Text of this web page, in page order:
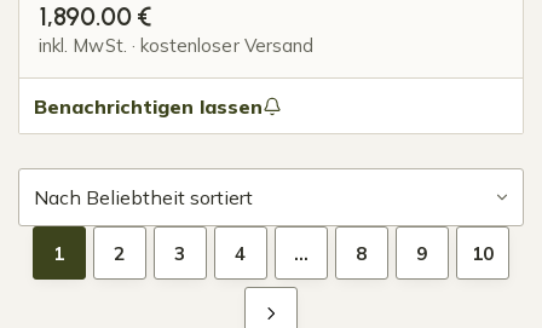
1,890.00 €
inkl. MwSt. · kostenloser Versand
Benachrichtigen lassen
1 2 3 4 … 8 9 10